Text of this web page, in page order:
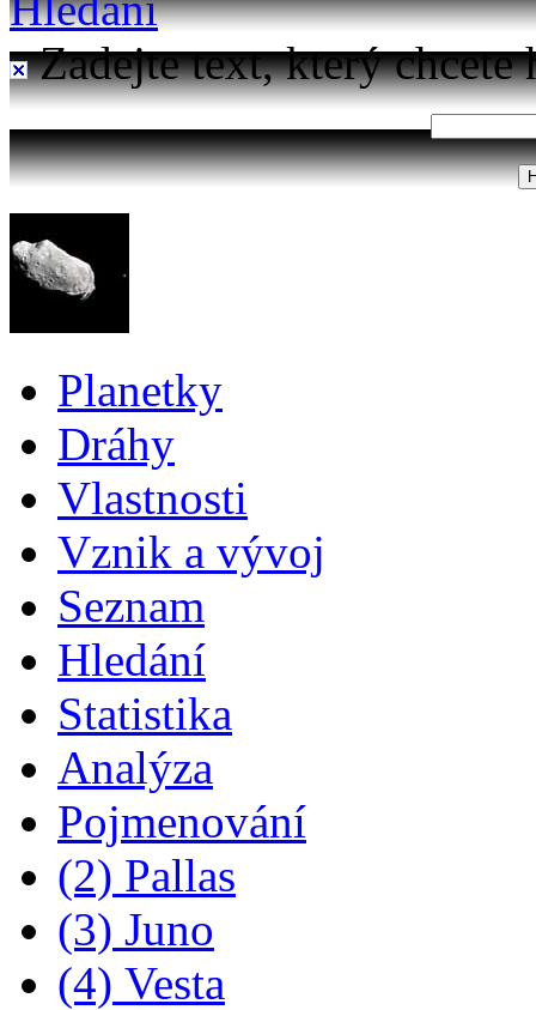
Zadejte text, který chcete
Planetky
Dráhy
Vlastnosti
Vznik a vývoj
Seznam
Hledání
Statistika
Analýza
Pojmenování
(2) Pallas
(3) Juno
(4) Vesta